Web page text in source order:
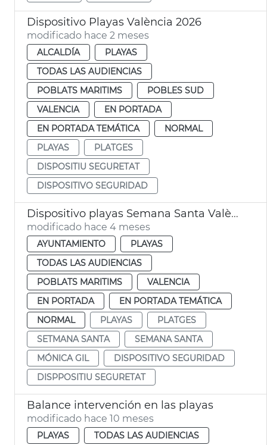
Dispositivo Playas València 2026
modificado hace 2 meses
ALCALDÍA
PLAYAS
TODAS LAS AUDIENCIAS
POBLATS MARITIMS
POBLES SUD
VALENCIA
EN PORTADA
EN PORTADA TEMÁTICA
NORMAL
PLAYAS
PLATGES
DISPOSITIU SEGURETAT
DISPOSITIVO SEGURIDAD
Dispositivo playas Semana Santa València
modificado hace 4 meses
AYUNTAMIENTO
PLAYAS
TODAS LAS AUDIENCIAS
POBLATS MARITIMS
VALENCIA
EN PORTADA
EN PORTADA TEMÁTICA
NORMAL
PLAYAS
PLATGES
SETMANA SANTA
SEMANA SANTA
MÓNICA GIL
DISPOSITIVO SEGURIDAD
DISPPOSITIU SEGURETAT
Balance intervención en las playas
modificado hace 10 meses
PLAYAS
TODAS LAS AUDIENCIAS